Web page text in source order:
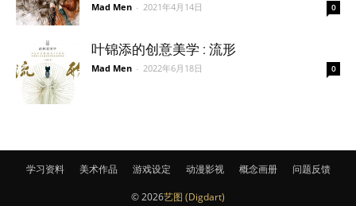
Mad Men - 2021年4月14日 0
叶锦添的创意美学 : 流形
Mad Men - 2022年6月18日 0
学习资料 美术作品 游戏设定 动漫影视 概念画册 问题反馈
© 2026艺图 (Digdart)